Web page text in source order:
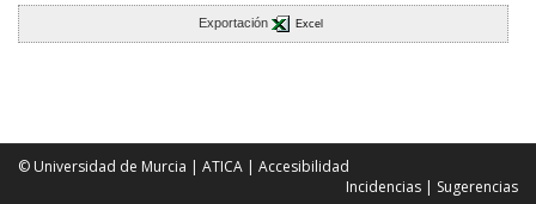
Exportación Excel
© Universidad de Murcia | ATICA | Accesibilidad
Incidencias | Sugerencias